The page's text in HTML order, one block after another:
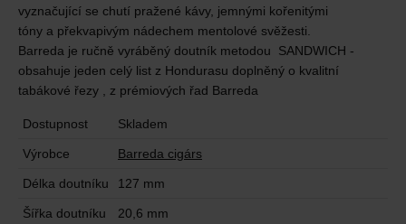
vyznačující se chutí pražené kávy, jemnými kořenitými
tóny a překvapivým nádechem mentolové svěžesti.
Barreda je ručně vyráběný doutník metodou SANDWICH -
obsahuje jeden celý list z Hondurasu doplněný o kvalitní
tabákové řezy , z prémiových řad Barreda
Dostupnost Skladem
Výrobce Barreda cigárs
Délka doutníku 127 mm
Šířka doutníku 20,6 mm